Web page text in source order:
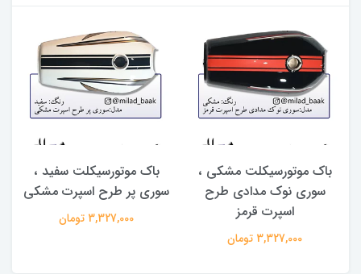
باک موتورسیکلت مشکی ،
سوری نوک مدادی طرح
اسپرت قرمز
3,327,000 تومان
باک موتورسیکلت سفید ،
سوری پر طرح اسپرت مشکی
3,327,000 تومان